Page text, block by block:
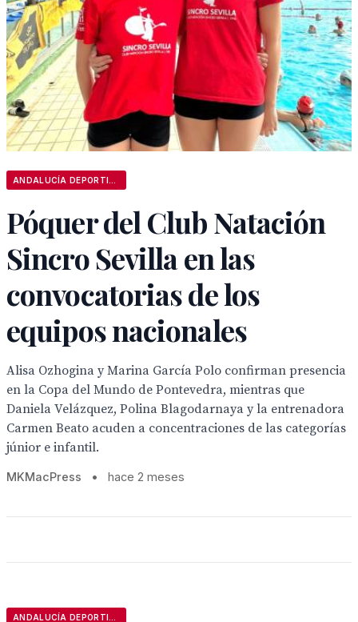
Póquer del Club Natación
Sincro Sevilla en las
convocatorias de los
equipos nacionales
Alisa Ozhogina y Marina García Polo confirman presencia
en la Copa del Mundo de Pontevedra, mientras que
Daniela Velázquez, Polina Blagodarnaya y la entrenadora
Carmen Beato acuden a concentraciones de las categorías
júnior e infantil.
MKMacPress • hace 2 meses